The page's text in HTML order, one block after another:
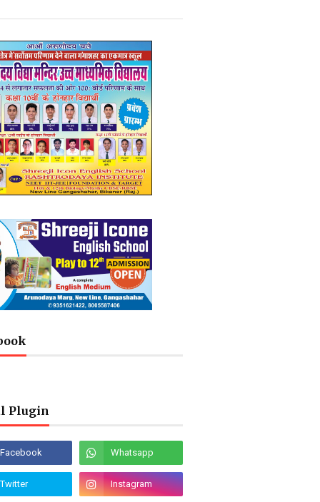
Plugin